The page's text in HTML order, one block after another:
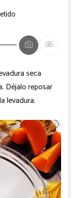
seca
Déjalo reposar
levadura.